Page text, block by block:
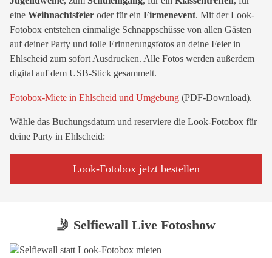
eine Weihnachtsfeier oder für ein Firmenevent. Mit der Look-
Fotobox entstehen einmalige Schnappschüsse von allen Gästen
auf deiner Party und tolle Erinnerungsfotos an deine Feier in
Ehlscheid zum sofort Ausdrucken. Alle Fotos werden außerdem
digital auf dem USB-Stick gesammelt.
Fotobox-Miete in Ehlscheid und Umgebung (PDF-Download).
Wähle das Buchungsdatum und reserviere die Look-Fotobox für
deine Party in Ehlscheid:
Look-Fotobox jetzt bestellen
🤳 Selfiewall Live Fotoshow